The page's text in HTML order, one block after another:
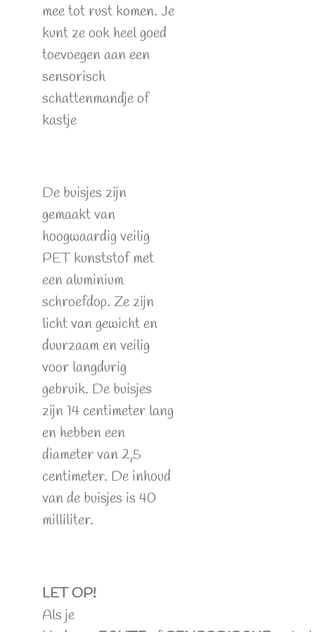
mee tot rust komen. Je
kunt ze ook heel goed
toevoegen aan een
sensorisch
schattenmandje of
kastje
De buisjes zijn
gemaakt van
hoogwaardig veilig
PET kunststof met
een aluminium
schroefdop. Ze zijn
licht van gewicht en
duurzaam en veilig
voor langdurig
gebruik. De buisjes
zijn 14 centimeter lang
en hebben een
diameter van 2,5
centimeter. De inhoud
van de buisjes is 40
milliliter.
LET OP!
Als je